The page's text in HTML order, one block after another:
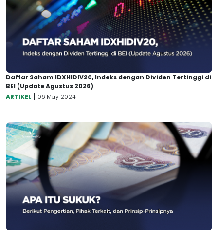
Daftar Saham IDXHIDIV20, Indeks dengan Dividen Tertinggi di
BEI (Update Agustus 2026)
ARTIKEL | 06 May 2024